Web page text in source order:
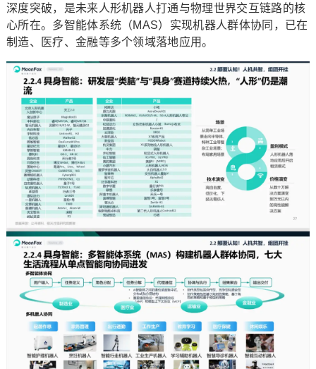
深度突破，是未来人形机器人打通与物理世界交互链路的核
心所在。多智能体系统（MAS）实现机器人群体协同，已在
制造、医疗、金融等多个领域落地应用。